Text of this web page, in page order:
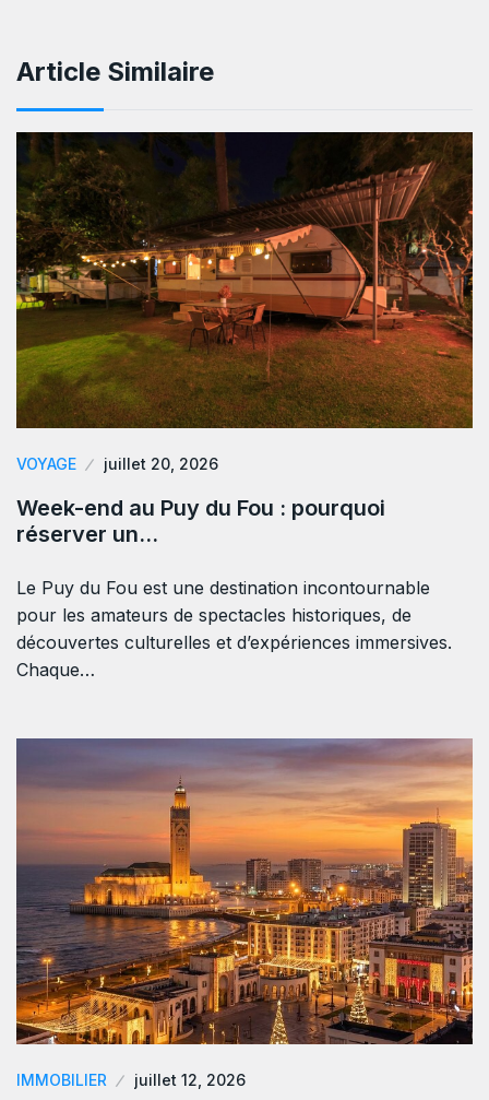
Article Similaire
VOYAGE juillet 20, 2026
Week-end au Puy du Fou : pourquoi
réserver un…
Le Puy du Fou est une destination incontournable
pour les amateurs de spectacles historiques, de
découvertes culturelles et d’expériences immersives.
Chaque…
IMMOBILIER juillet 12, 2026